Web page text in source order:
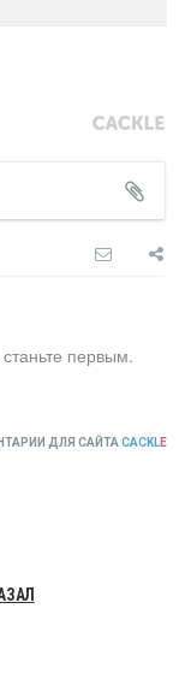
первым.
ДЛЯ САЙТА CACKLE